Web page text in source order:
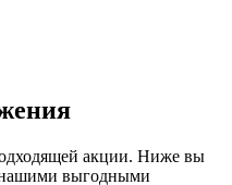
акции. Ниже вы
нашими выгодными